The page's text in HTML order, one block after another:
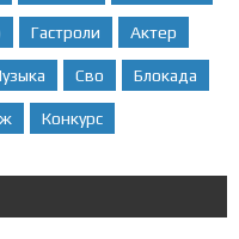
Гастроли Актер
Сво Блокада
Конкурс